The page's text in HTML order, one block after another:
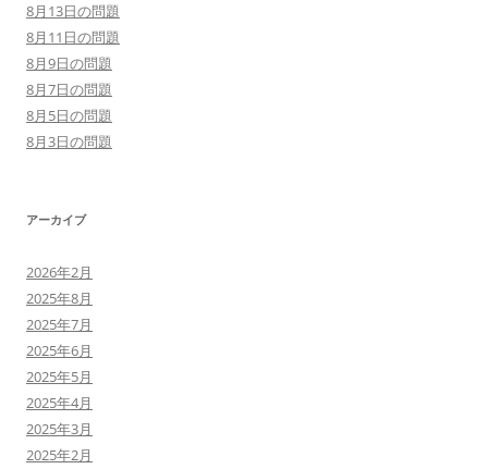
8月13日の問題
8月11日の問題
8月9日の問題
8月7日の問題
8月5日の問題
8月3日の問題
アーカイブ
2026年2月
2025年8月
2025年7月
2025年6月
2025年5月
2025年4月
2025年3月
2025年2月